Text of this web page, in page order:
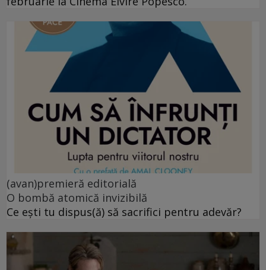
(avan)premieră editorială
O bombă atomică invizibilă
Ce ești tu dispus(ă) să sacrifici pentru adevăr?